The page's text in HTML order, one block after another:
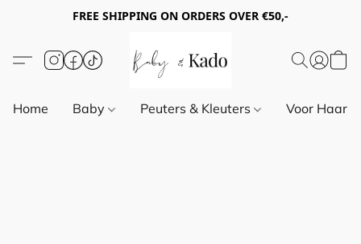
FREE SHIPPING ON ORDERS OVER €50,-
Home Baby Peuters & Kleuters Voor Haar